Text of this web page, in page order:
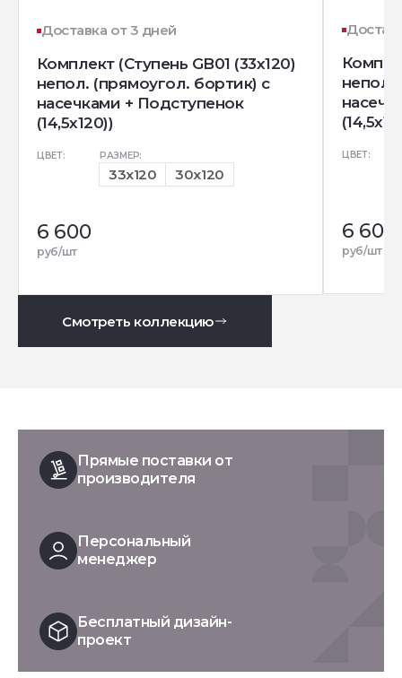
Доставка от 3 дней
Комплект (Ступень GB01 (33x120)
непол. (прямоугол. бортик) с
насечками + Подступенок
(14,5x120))
ЦВЕТ: РАЗМЕР:
33x120 30x120
6 600
руб/шт
непол.
ЦВЕТ:
6 600
руб/шт
Смотреть коллекцию
Прямые поставки от
производителя
Персональный
менеджер
Бесплатный дизайн-
проект